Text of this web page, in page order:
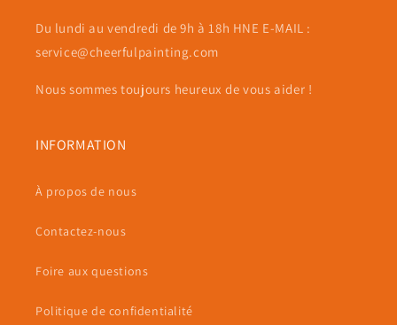
Du lundi au vendredi de 9h à 18h HNE E-MAIL :
service@cheerfulpainting.com
Nous sommes toujours heureux de vous aider !
INFORMATION
À propos de nous
Contactez-nous
Foire aux questions
Politique de confidentialité